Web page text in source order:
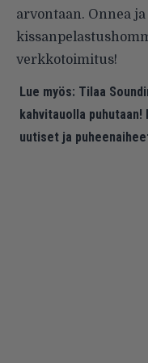
arvontaan. Onnea
verkkotoimitus!
Lue myös: Tilaa
kahvitauolla
uutiset ja